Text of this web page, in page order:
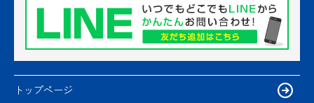
トップページ